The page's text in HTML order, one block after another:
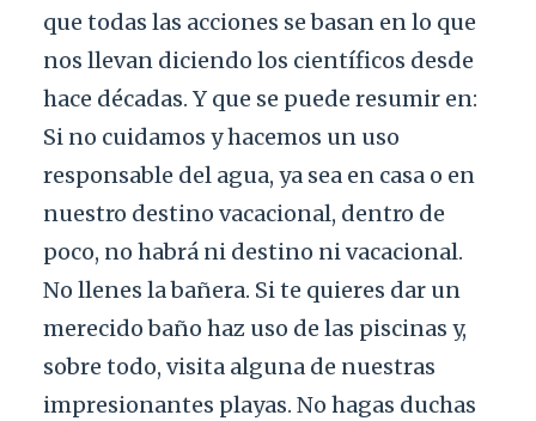
que todas las acciones se basan en lo que
nos llevan diciendo los científicos desde
hace décadas. Y que se puede resumir en:
Si no cuidamos y hacemos un uso
responsable del agua, ya sea en casa o en
nuestro destino vacacional, dentro de
poco, no habrá ni destino ni vacacional.
No llenes la bañera. Si te quieres dar un
merecido baño haz uso de las piscinas y,
sobre todo, visita alguna de nuestras
impresionantes playas. No hagas duchas